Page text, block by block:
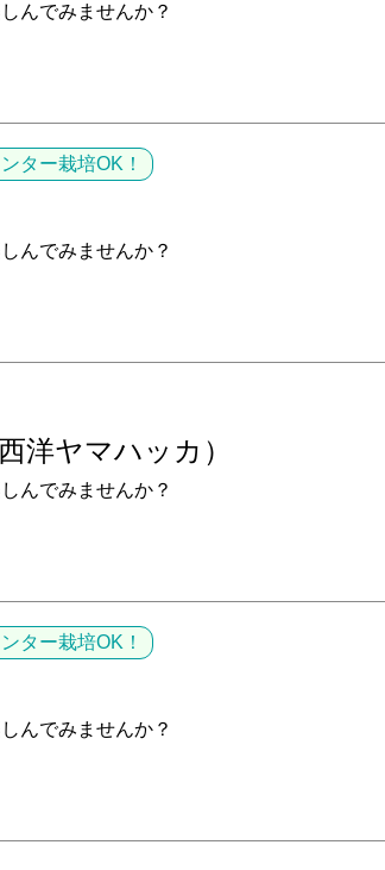
んでみませんか？
ター栽培OK！
んでみませんか？
洋ヤマハッカ）
んでみませんか？
ター栽培OK！
んでみませんか？